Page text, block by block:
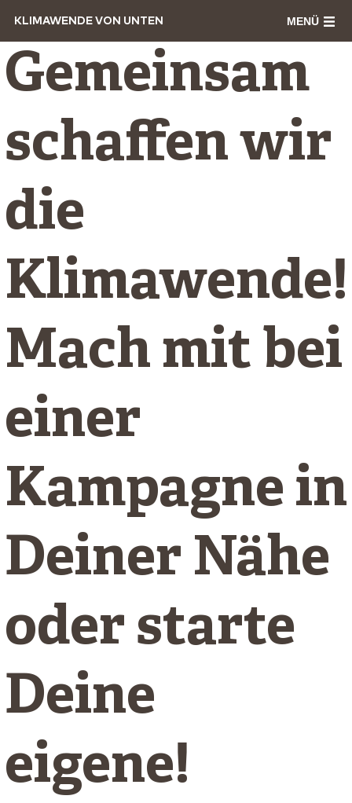
KLIMAWENDE VON UNTEN MENÜ
Gemeinsam
schaffen wir
die
Klimawende!
Mach mit bei
einer
Kampagne in
Deiner Nähe
oder starte
Deine
eigene!